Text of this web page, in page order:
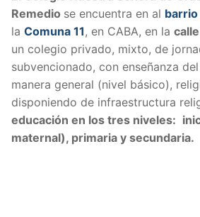
Remedio se encuentra en al
la Comuna 11, en CABA, en la
un colegio privado, mixto, de
subvencionado, con enseñanza
manera general (nivel básico),
disponiendo de infraestructura
educación en los tres niveles:
maternal), primaria y secundaria.